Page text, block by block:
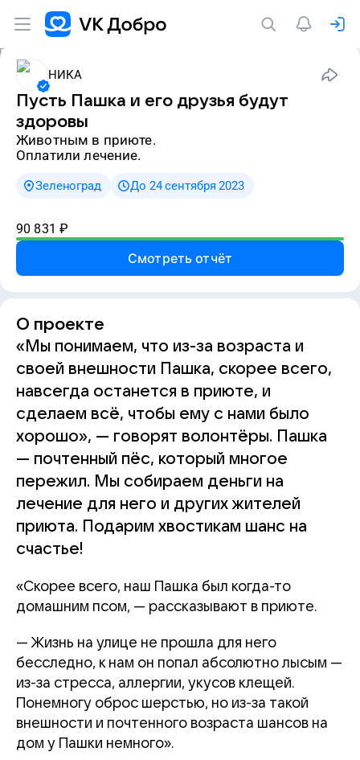
НИКА
Пусть Пашка и его друзья будут
здоровы
животным в приюте.
Оплатили лечение.
Зеленоград До 24 сентября 2023
90 831 ₽
Смотреть отчёт
О проекте
«Мы понимаем, что из-за возраста и
своей внешности Пашка, скорее всего,
навсегда останется в приюте, и
сделаем всё, чтобы ему с нами было
хорошо», — говорят волонтёры. Пашка
— почтенный пёс, который многое
пережил. Мы собираем деньги на
лечение для него и других жителей
приюта. Подарим хвостикам шанс на
счастье!
«Скорее всего, наш Пашка был когда-то
домашним псом, — рассказывают в приюте.
— Жизнь на улице не прошла для него
бесследно, к нам он попал абсолютно лысым —
из-за стресса, аллергии, укусов клещей.
Понемногу оброс шерстью, но из-за такой
внешности и почтенного возраста шансов на
дом у Пашки немного».